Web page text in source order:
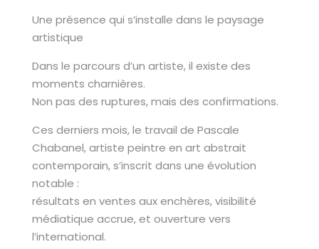
Une présence qui s’installe dans le paysage
artistique
Dans le parcours d’un artiste, il existe des
moments charnières.
Non pas des ruptures, mais des confirmations.
Ces derniers mois, le travail de Pascale
Chabanel, artiste peintre en art abstrait
contemporain, s’inscrit dans une évolution
notable :
résultats en ventes aux enchères, visibilité
médiatique accrue, et ouverture vers
l’international.